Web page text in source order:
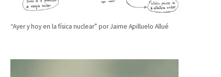
“Ayer y hoy en la física nuclear” por Jaime Apilluelo Allué